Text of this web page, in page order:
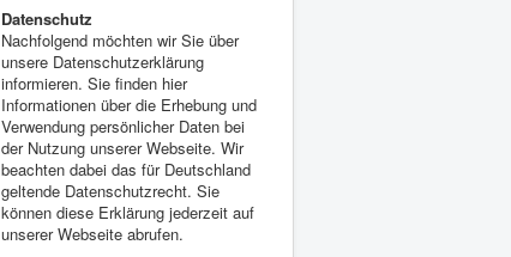
Datenschutz
Nachfolgend möchten wir Sie über
unsere Datenschutzerklärung
informieren. Sie finden hier
Informationen über die Erhebung und
Verwendung persönlicher Daten bei
der Nutzung unserer Webseite. Wir
beachten dabei das für Deutschland
geltende Datenschutzrecht. Sie
können diese Erklärung jederzeit auf
unserer Webseite abrufen.